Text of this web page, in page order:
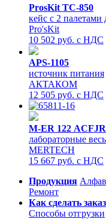
ProsKit TC-850
кейс с 2
Pro'sKit
10 502 руб. с НДС
APS-1105
источник питания
АКТАКОМ
12 505 руб. с НДС
M-ER 122
лабораторные
MERTECH
15 667 руб. с НДС
Продукция
Ремонт
Как сделать заказ
Способы отгрузки